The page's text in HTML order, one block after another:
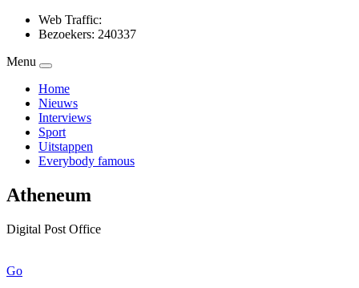
Web Traffic:
Bezoekers: 240337
Menu
Home
Nieuws
Interviews
Sport
Uitstappen
Everybody famous
Atheneum
Digital Post Office
Go